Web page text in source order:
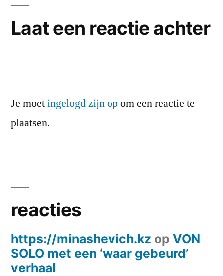
Laat een reactie achter
Je moetingelogd zijn opom een reactie te
plaatsen.
reacties
https://minashevich.kz op VON
SOLO met een ‘waar gebeurd’
verhaal